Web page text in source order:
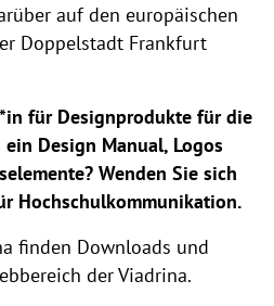
auf den europäischen
Doppelstadt Frankfurt
für Designprodukte für die
Design Manual, Logos
Wenden Sie sich
Hochschulkommunikation.
finden Downloads und
der Viadrina.